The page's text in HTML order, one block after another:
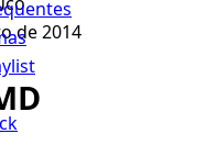
de 2014